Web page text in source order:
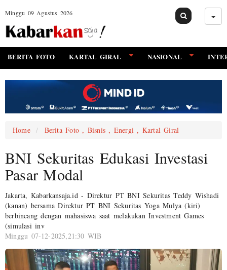
Minggu 09 Agustus 2026
BERITA FOTO KARTAL GIRAL NASIONAL
Home Berita Foto , Bisnis , Energi , Kartal Giral
BNI Sekuritas Edukasi Investasi
Pasar Modal
Jakarta, Kabarkansaja.id - Direktur PT BNI Sekuritas Teddy Wishadi
(kanan) bersama Direktur PT BNI Sekuritas Yoga Mulya (kiri)
berbincang dengan mahasiswa saat melakukan Investment Games
(simulasi inv
Minggu 07-12-2025,21:30 WIB